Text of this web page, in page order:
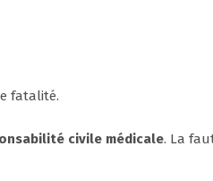
fatalité.
civile médicale. La